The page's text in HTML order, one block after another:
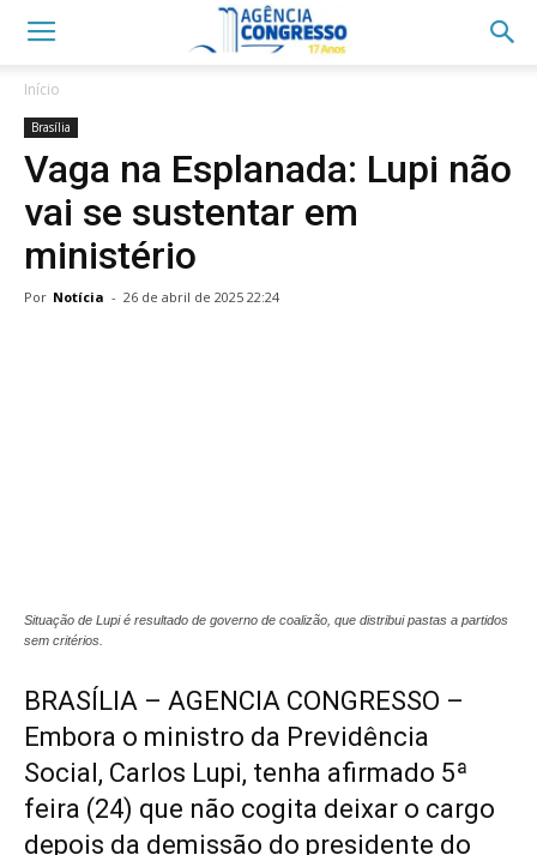
Início
Brasília
Vaga na Esplanada: Lupi não
vai se sustentar em
ministério
Por Notícia - 26 de abril de 2025 22:24
Situação de Lupi é resultado de governo de coalizão, que distribui pastas a partidos
sem critérios.
BRASÍLIA – AGENCIA CONGRESSO –
Embora o ministro da Previdência
Social, Carlos Lupi, tenha afirmado 5ª
feira (24) que não cogita deixar o cargo
depois da demissão do presidente do